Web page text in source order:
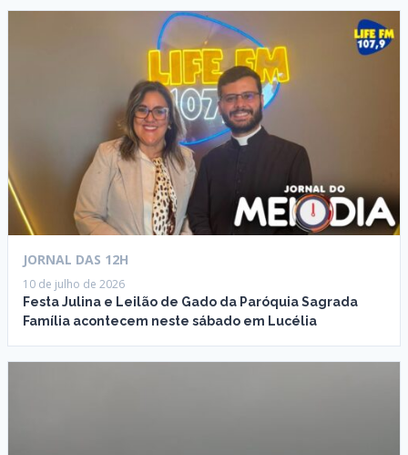
JORNAL DAS 12H
10 de julho de 2026
Festa Julina e Leilão de Gado da Paróquia Sagrada
Família acontecem neste sábado em Lucélia